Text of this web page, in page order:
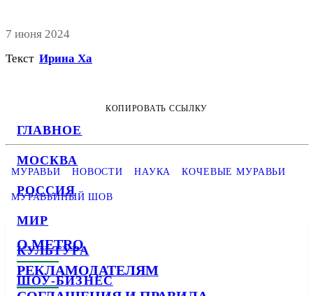
ГЛАВНОЕ
МОСКВА
РОССИЯ
МИР
КУЛЬТУРА
ШОУ-БИЗНЕС
7 июня 2024
Текст Ирина Ха
КОПИРОВАТЬ ССЫЛКУ
МУРАВЬИ НОВОСТИ НАУКА КОЧЕВЫЕ МУРАВЬИ
МУРАВЬИНЫЙ ШОВ
О METRO
РЕКЛАМОДАТЕЛЯМ